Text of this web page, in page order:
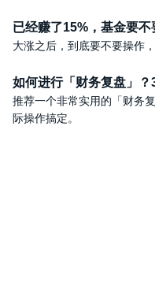
已经赚了15%，基金要不
大涨之后，到底要不要操作
如何进行「财务复盘」？
推荐一个非常实用的「财务
际操作搞定。